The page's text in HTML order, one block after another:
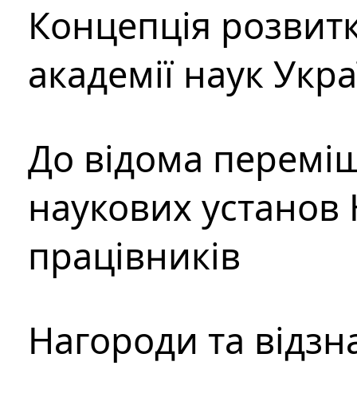
Концепція
академії наук
До відома
наукових установ
працівників
Нагороди та